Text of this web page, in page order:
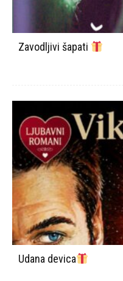
Zavodljivi šapati
Udana devica